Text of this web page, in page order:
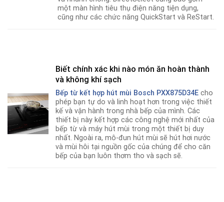
một màn hình tiêu thụ điện năng tiện dụng,
cũng như các chức năng QuickStart và ReStart.
Biết chính xác khi nào món ăn hoàn thành
và không khí sạch
Bếp từ kết hợp hút mùi Bosch PXX875D34E cho
phép bạn tự do và linh hoạt hơn trong việc thiết
kế và vận hành trong nhà bếp của mình. Các
thiết bị này kết hợp các công nghệ mới nhất của
bếp từ và máy hút mùi trong một thiết bị duy
nhất. Ngoài ra, mô-đun hút mùi sẽ hút hơi nước
và mùi hôi tại nguồn gốc của chúng để cho căn
bếp của bạn luôn thơm tho và sạch sẽ.